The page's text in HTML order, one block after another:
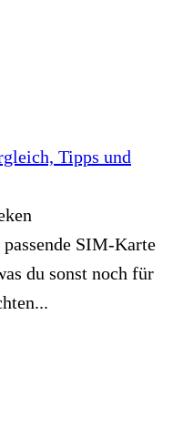
Tipps und
SIM-Karte
du sonst noch für